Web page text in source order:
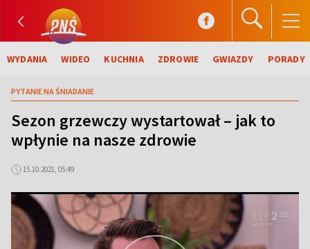
WYDANIA WIDEO KUCHNIA ZDROWIE GWIAZDY PORADY
PYTANIE NA ŚNIADANIE
Sezon grzewczy wystartował – jak to
wpłynie na nasze zdrowie
15.10.2021, 05:49